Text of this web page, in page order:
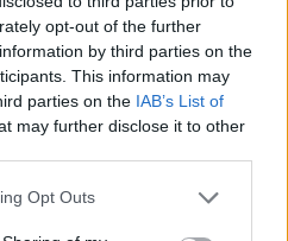
opt-out of the further
by third parties on the
This information may
parties on the IAB’s List of
may further disclose it to other
Opt Outs